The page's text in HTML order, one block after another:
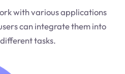
with various applications
can integrate them into
tasks.